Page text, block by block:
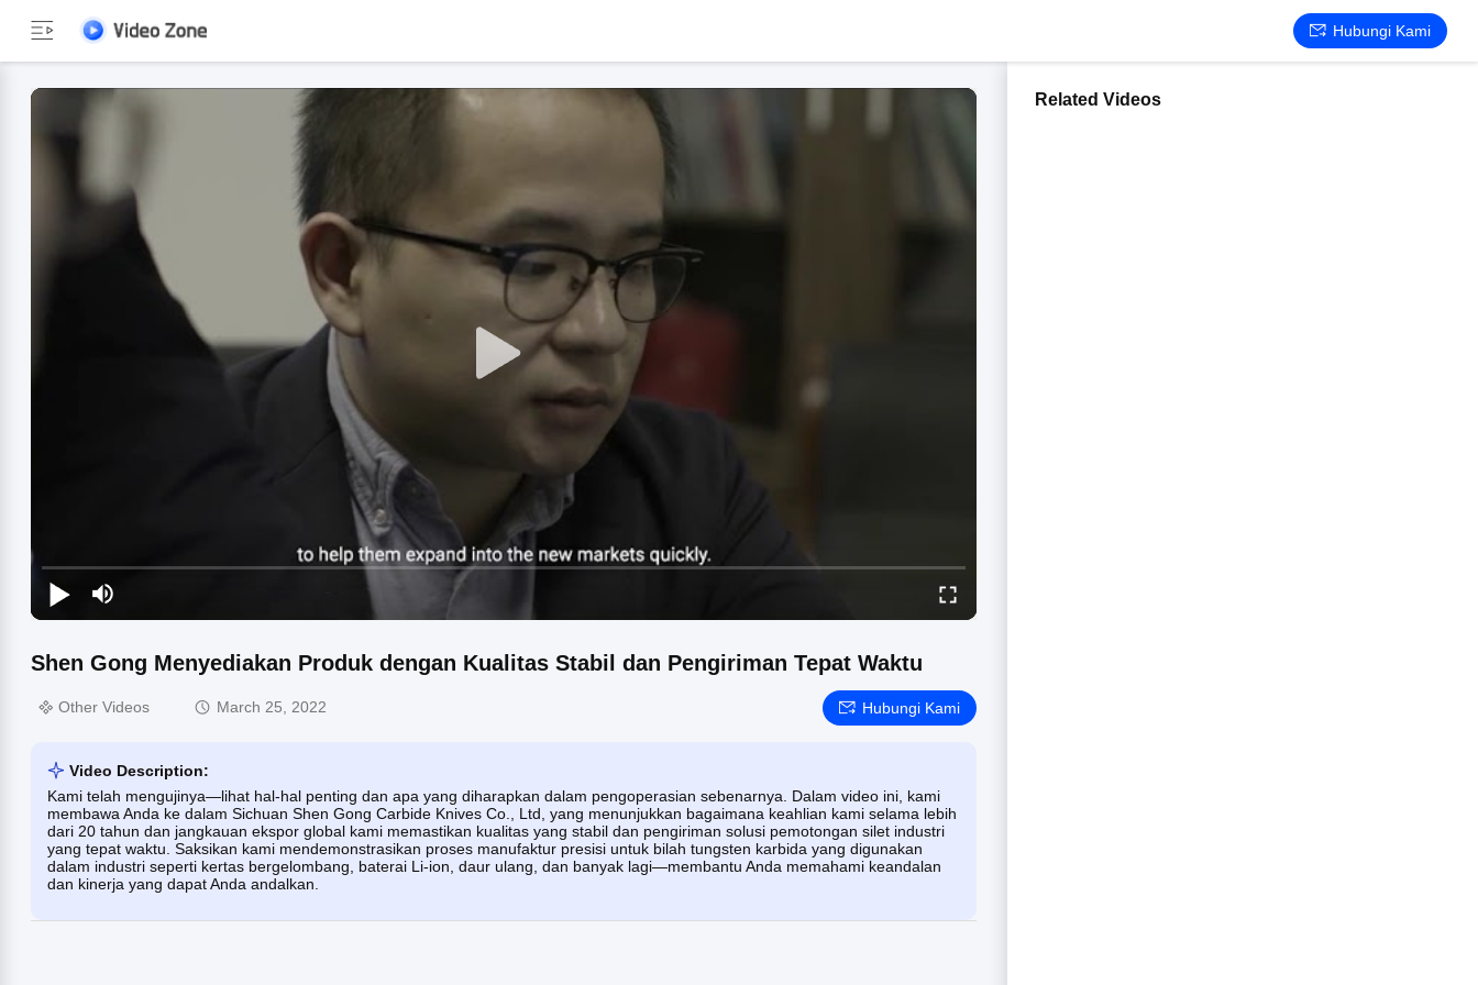
Hubungi Kami
Shen Gong Menyediakan Produk dengan Kualitas Stabil dan Pengiriman Tepat Waktu
Other Videos March 25, 2022 Hubungi Kami
Video Description:
Kami telah mengujinya—lihat hal-hal penting dan apa yang diharapkan dalam pengoperasian sebenarnya. Dalam video ini, kami
membawa Anda ke dalam Sichuan Shen Gong Carbide Knives Co., Ltd, yang menunjukkan bagaimana keahlian kami selama lebih
dari 20 tahun dan jangkauan ekspor global kami memastikan kualitas yang stabil dan pengiriman solusi pemotongan silet industri
yang tepat waktu. Saksikan kami mendemonstrasikan proses manufaktur presisi untuk bilah tungsten karbida yang digunakan
dalam industri seperti kertas bergelombang, baterai Li-ion, daur ulang, dan banyak lagi—membantu Anda memahami keandalan
dan kinerja yang dapat Anda andalkan.
Related Videos